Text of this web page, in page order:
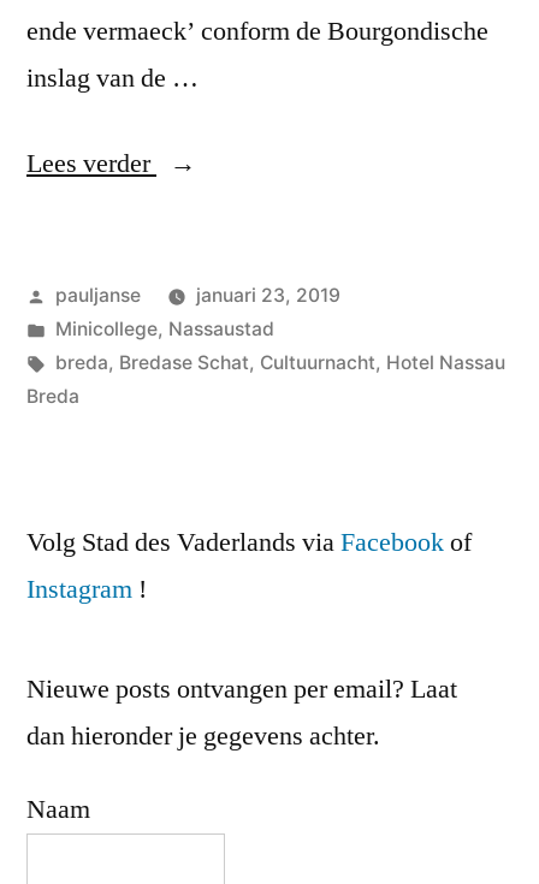
ende vermaeck’ conform de Bourgondische
inslag van de …
Lees verder
“Bredase
Geplaatst
door
pauljanse
januari 23, 2019
Geplaatst
in
Minicollege, Nassaustad
Tags:
breda, Bredase Schat, Cultuurnacht, Hotel Nassau
Breda
Volg Stad des Vaderlands viaFacebookof
Instagram !
Nieuwe posts ontvangen per email? Laat
dan hieronder je gegevens achter.
Naam